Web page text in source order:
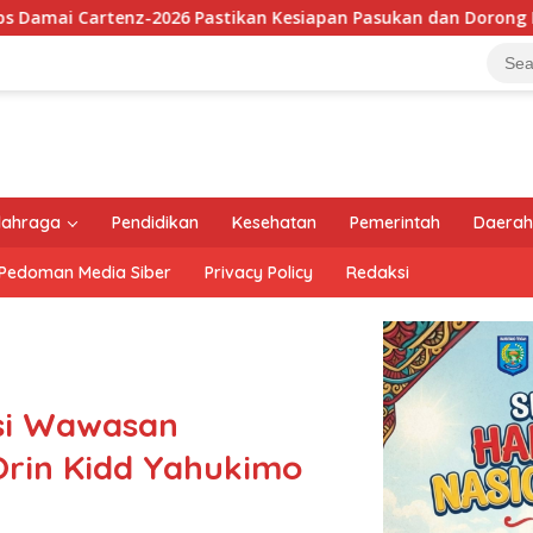
Kesiapan Pasukan dan Dorong Perekonomian Warga
Pendidikan Kesehatan Pemerintah Daerah
Media Siber Privacy Policy Redaksi
Wawasan
Kidd Yahukimo